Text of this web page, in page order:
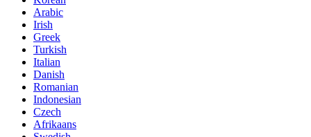
Arabic
Irish
Greek
Turkish
Italian
Danish
Romanian
Indonesian
Czech
Afrikaans